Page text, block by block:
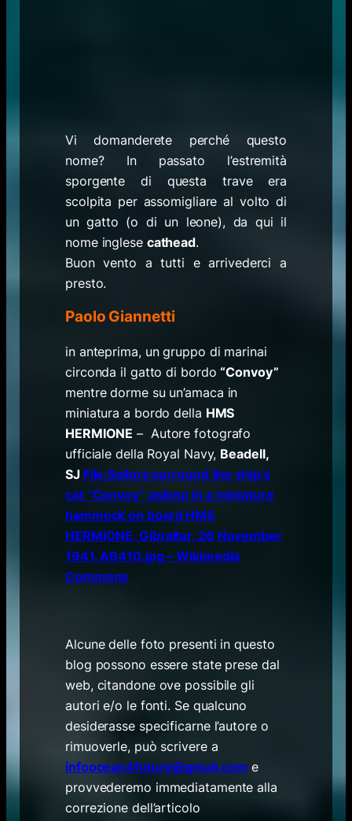
Vi domanderete perché questo
nome? In passato l’estremità
sporgente di questa trave era
scolpita per assomigliare al volto di
un gatto (o di un leone), da qui il
nome inglese cathead.
Buon vento a tutti e arrivederci a
presto.
Paolo Giannetti
in anteprima, un gruppo di marinai
circonda il gatto di bordo“Convoy”
mentre dorme su un’amaca in
miniatura a bordo della HMS
HERMIONE – Autorefotografo
ufficiale della Royal Navy, Beadell,
SJ File:Sailors surround the ship’s
cat “Convoy” asleep in a miniature
hammock on board HMS
HERMIONE, Gibraltar, 26 November
1941. A6410.jpg – Wikimedia
Commons
Alcune delle foto presenti in questo
blog possono essere state prese dal
web, citandone ove possibile gli
autori e/o le fonti. Se qualcuno
desiderasse specificarne l’autore o
rimuoverle, può scrivere a
infoocean4future@gmail.com e
provvederemo immediatamente alla
correzione dell’articolo